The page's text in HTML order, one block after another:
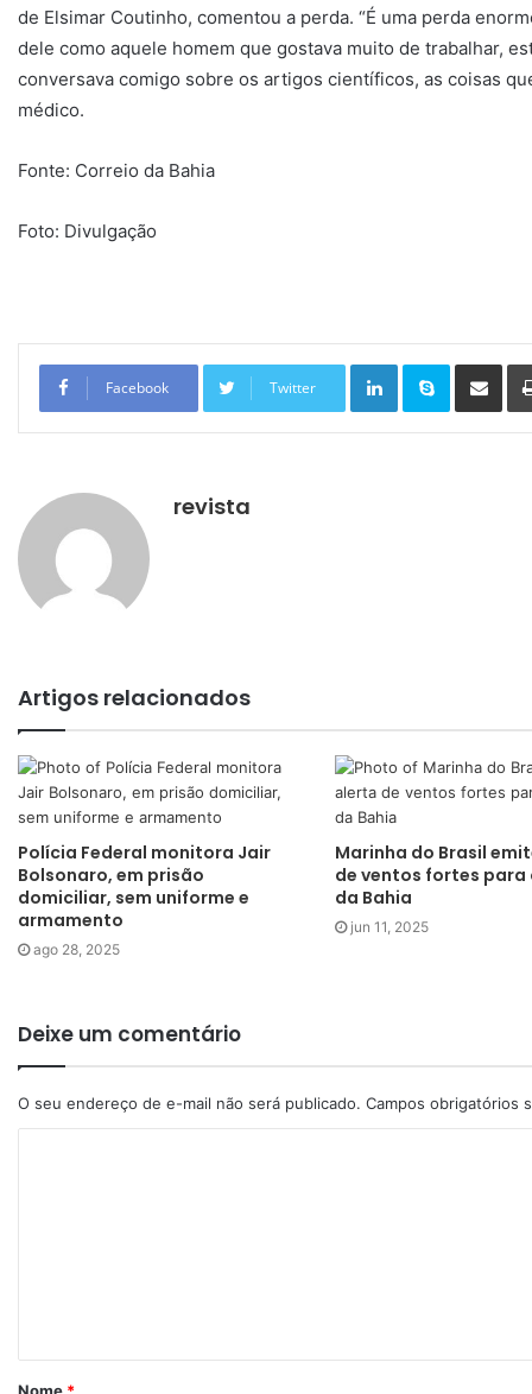
de Elsimar Coutinho, comentou a perda. “É uma perda
dele como aquele homem que gostava muito de trabalhar,
conversava comigo sobre os artigos científicos, as coisas
médico.
Fonte: Correio da Bahia
Foto: Divulgação
Facebook Twitter
Linkedin Skype
revista
Artigos relacionados
Polícia Federal monitora Jair
Bolsonaro, em prisão
domiciliar, sem uniforme e
armamento
ago 28, 2025
Marinha do Brasil
de ventos fortes
da Bahia
jun 11, 2025
Deixe um comentário
O seu endereço de e-mail não será publicado. Campos obrigatórios